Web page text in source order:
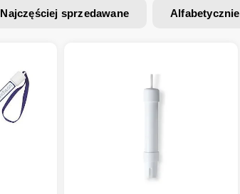
Najczęściej sprzedawane Alfabetycznie